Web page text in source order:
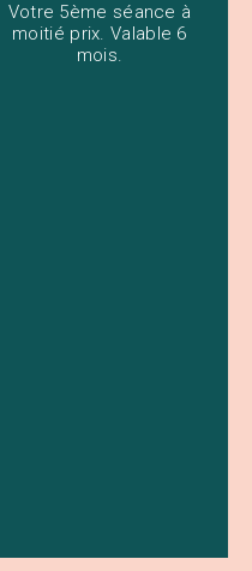
Votre 5ème séance à
moitié prix. Valable 6
mois.